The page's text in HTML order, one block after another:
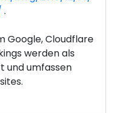
.
Google, Cloudflare
werden als
und umfassen